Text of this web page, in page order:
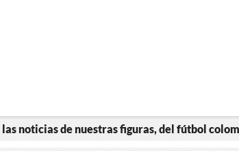
noticias de nuestras figuras, del fútbol